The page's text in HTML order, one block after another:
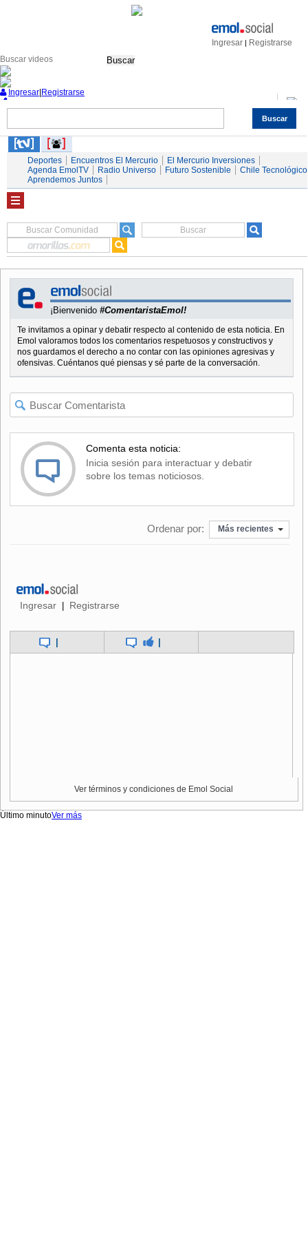
Ingresar | Registrarse
Buscar
Buscar
Ingresar Registrarse
Servicios
Deportes Encuentros El Mercurio
El Mercurio Inversiones
Agenda EmolTV
Radio Universo Futuro Sostenible
Chile Tecnológico
Aprendemos Juntos
¡Bienvenido #ComentaristaEmol!
Te invitamos a opinar y debatir respecto al contenido de esta noticia. En
Emol valoramos todos los comentarios respetuosos y constructivos y
nos guardamos el derecho a no contar con las opiniones agresivas y
ofensivas. Cuéntanos qué piensas y sé parte de la conversación.
Comenta esta noticia:
Inicia sesión para interactuar y debatir
sobre los temas noticiosos.
Ordenar por: Más recientes
Ingresar | Registrarse
| |
Ver términos y condiciones de Emol Social
Último minutoVer más